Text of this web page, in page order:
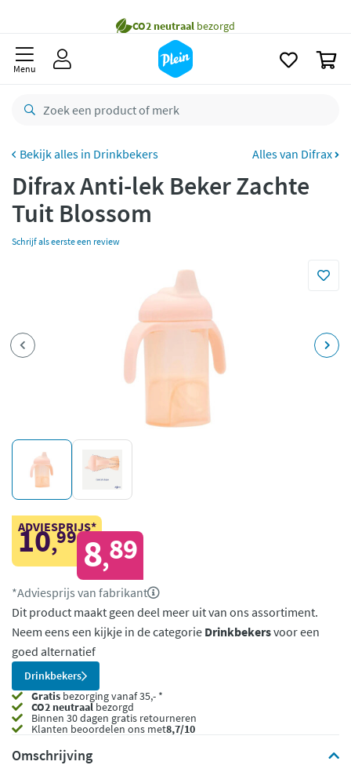
Bestelling uiterlijkmaandag
Gratisretourneren
Betaal met Klarna
Menu
Drinkbekers Alles van Difrax
Difrax Anti-lek Beker Zachte
Tuit Blossom
Schrijf als eerste een review
ADVIESPRIJS*
10,99 8,89
*Adviesprijs van fabrikant
Dit product maakt geen deel meer uit van ons assortiment.
Neem eens een kijkje in de categorie Drinkbekersvoor een
goed alternatief
Drinkbekers
Gratis bezorging vanaf 35,- *
CO2 neutraalbezorgd
Binnen 30 dagen gratis retourneren
Klanten beoordelen ons met8,7/10
Omschrijving